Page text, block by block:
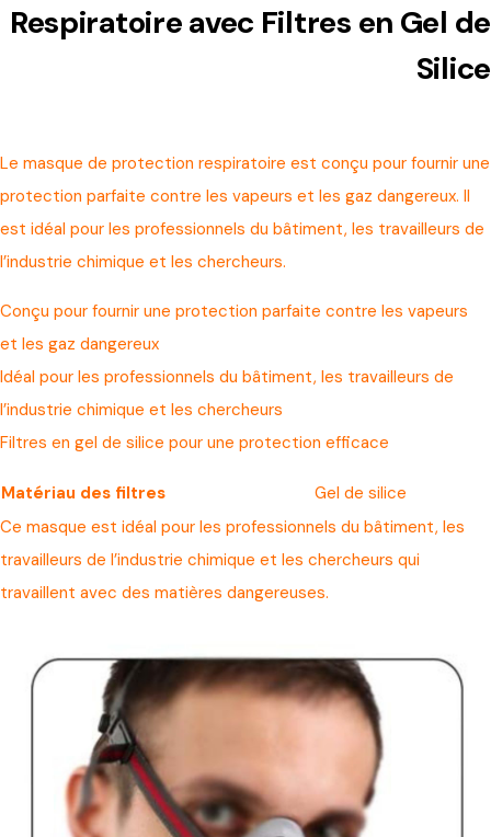
Respiratoire avec Filtres en Gel de
Silice
Le masque de protection respiratoire est conçu pour fournir une
protection parfaite contre les vapeurs et les gaz dangereux. Il
est idéal pour les professionnels du bâtiment, les travailleurs de
l’industrie chimique et les chercheurs.
Conçu pour fournir une protection parfaite contre les vapeurs
et les gaz dangereux
Idéal pour les professionnels du bâtiment, les travailleurs de
l’industrie chimique et les chercheurs
Filtres en gel de silice pour une protection efficace
Matériau des filtres
Gel de silice
Ce masque est idéal pour les professionnels du bâtiment, les
travailleurs de l’industrie chimique et les chercheurs qui
travaillent avec des matières dangereuses.